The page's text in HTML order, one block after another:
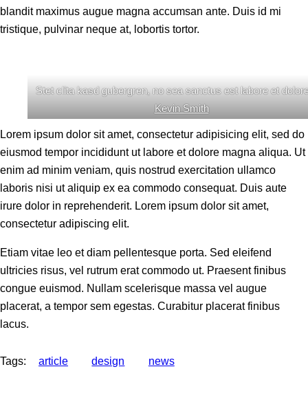
blandit maximus augue magna accumsan ante. Duis id mi
tristique, pulvinar neque at, lobortis tortor.
Stet clita kasd gubergren, no sea sanctus est labore et
Kevin Smith
Lorem ipsum dolor sit amet, consectetur adipisicing elit, sed do
eiusmod tempor incididunt ut labore et dolore magna aliqua. Ut
enim ad minim veniam, quis nostrud exercitation ullamco
laboris nisi ut aliquip ex ea commodo consequat. Duis aute
irure dolor in reprehenderit. Lorem ipsum dolor sit amet,
consectetur adipiscing elit.
Etiam vitae leo et diam pellentesque porta. Sed eleifend
ultricies risus, vel rutrum erat commodo ut. Praesent finibus
congue euismod. Nullam scelerisque massa vel augue
placerat, a tempor sem egestas. Curabitur placerat finibus
lacus.
Tags: article design news